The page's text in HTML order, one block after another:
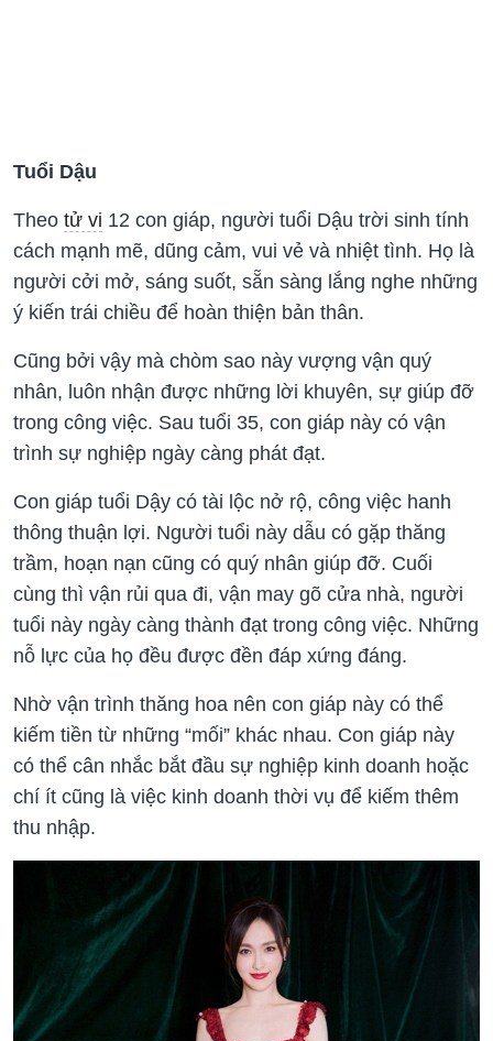
Tuổi Dậu
Theo tử vi 12 con giáp, người tuổi Dậu trời sinh tính
cách mạnh mẽ, dũng cảm, vui vẻ và nhiệt tình. Họ là
người cởi mở, sáng suốt, sẵn sàng lắng nghe những
ý kiến trái chiều để hoàn thiện bản thân.
Cũng bởi vậy mà chòm sao này vượng vận quý
nhân, luôn nhận được những lời khuyên, sự giúp đỡ
trong công việc. Sau tuổi 35, con giáp này có vận
trình sự nghiệp ngày càng phát đạt.
Con giáp tuổi Dậy có tài lộc nở rộ, công việc hanh
thông thuận lợi. Người tuổi này dẫu có gặp thăng
trầm, hoạn nạn cũng có quý nhân giúp đỡ. Cuối
cùng thì vận rủi qua đi, vận may gõ cửa nhà, người
tuổi này ngày càng thành đạt trong công việc. Những
nỗ lực của họ đều được đền đáp xứng đáng.
Nhờ vận trình thăng hoa nên con giáp này có thể
kiếm tiền từ những “mối” khác nhau. Con giáp này
có thể cân nhắc bắt đầu sự nghiệp kinh doanh hoặc
chí ít cũng là việc kinh doanh thời vụ để kiếm thêm
thu nhập.